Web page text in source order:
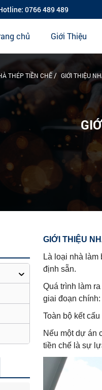
0766 489 489
chủ Giới Thiệu
THÉP TIỀN CHẾ GIỚI THIỆU
GIỚI THIỆU
Là loại nhà làm
định sẵn.
Quá trình làm
giai đoạn
Toàn bộ kết
Nếu một dự án
tiền chế là sự